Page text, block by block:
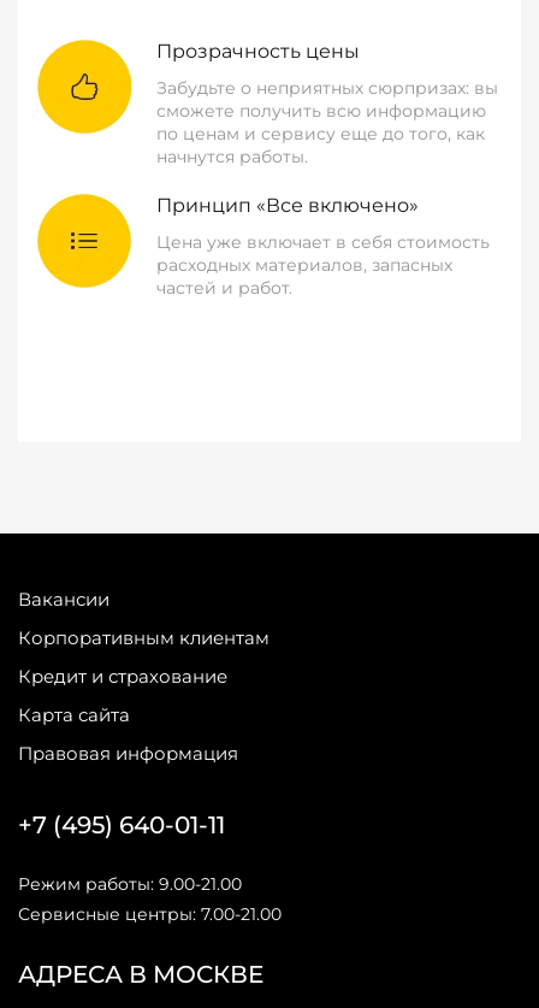
Прозрачность цены
Забудьте о неприятных сюрпризах: вы
сможете получить всю информацию
по ценам и сервису еще до того, как
начнутся работы.
Принцип «Все включено»
Цена уже включает в себя стоимость
расходных материалов, запасных
частей и работ.
Вакансии
Корпоративным клиентам
Кредит и страхование
Карта сайта
Правовая информация
АДРЕСА В МОСКВЕ
+7 (495) 640-01-11
Режим работы: 9.00-21.00
Сервисные центры: 7.00-21.00